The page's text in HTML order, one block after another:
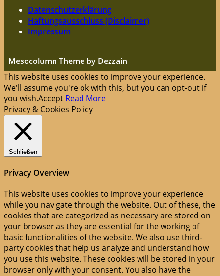
Datenschutzerklärung
Haftungsausschluss (Disclaimer)
Impressum
Mesocolumn Theme by Dezzain
This website uses cookies to improve your experience.
We'll assume you're ok with this, but you can opt-out if
you wish.Accept Read More
Privacy & Cookies Policy
Schließen
Privacy Overview
This website uses cookies to improve your experience
while you navigate through the website. Out of these, the
cookies that are categorized as necessary are stored on
your browser as they are essential for the working of
basic functionalities of the website. We also use third-
party cookies that help us analyze and understand how
you use this website. These cookies will be stored in your
browser only with your consent. You also have the